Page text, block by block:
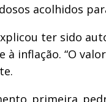
acolhidos
ter sido
à inflação. “O